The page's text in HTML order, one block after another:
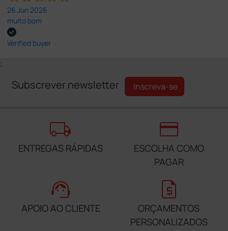
26 Jun 2026
muito bom
Verified buyer
;
Subscrever newsletter Inscreva-se
local_shipping
ENTREGAS RÁPIDAS
credit_card
ESCOLHA COMO
PAGAR
support_agent
APOIO AO CLIENTE
request_quote
ORÇAMENTOS
PERSONALIZADOS